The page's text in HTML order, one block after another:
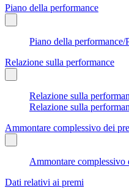
Piano della performance
Piano della performance/
Relazione sulla performance
Relazione sulla
Relazione sulla
Ammontare complessivo dei
Ammontare
Dati relativi ai premi